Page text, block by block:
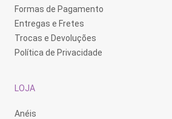
Formas de Pagamento
Entregas e Fretes
Trocas e Devoluções
Política de Privacidade
LOJA
Anéis